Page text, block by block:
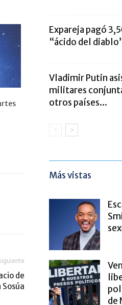
de
Sosúa
Expareja pagó
“ácido del
Vladimir Putin
militares
otros países...
Más vistas
de